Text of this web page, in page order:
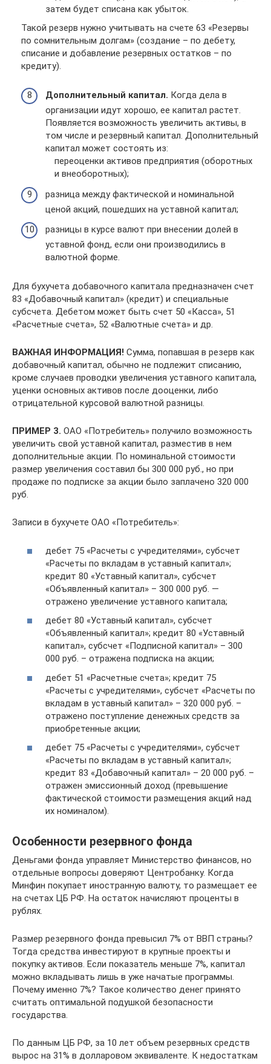
затем будет списана как убыток.
Такой резерв нужно учитывать на счете 63 «Резервы
по сомнительным долгам» (создание – по дебету,
списание и добавление резервных остатков – по
кредиту).
Дополнительный капитал. Когда дела в
организации идут хорошо, ее капитал растет.
Появляется возможность увеличить активы, в
том числе и резервный капитал. Дополнительный
капитал может состоять из:
переоценки активов предприятия (оборотных
и внеоборотных);
разница между фактической и номинальной
ценой акций, пошедших на уставной капитал;
разницы в курсе валют при внесении долей в
уставной фонд, если они производились в
валютной форме.
Для бухучета добавочного капитала предназначен счет
83 «Добавочный капитал» (кредит) и специальные
субсчета. Дебетом может быть счет 50 «Касса», 51
«Расчетные счета», 52 «Валютные счета» и др.
ВАЖНАЯ ИНФОРМАЦИЯ! Сумма, попавшая в резерв как
добавочный капитал, обычно не подлежит списанию,
кроме случаев проводки увеличения уставного капитала,
уценки основных активов после дооценки, либо
отрицательной курсовой валютной разницы.
ПРИМЕР 3. ОАО «Потребитель» получило возможность
увеличить свой уставной капитал, разместив в нем
дополнительные акции. По номинальной стоимости
размер увеличения составил бы 300 000 руб., но при
продаже по подписке за акции было заплачено 320 000
руб.
Записи в бухучете ОАО «Потребитель»:
дебет 75 «Расчеты с учредителями», субсчет
«Расчеты по вкладам в уставный капитал»;
кредит 80 «Уставный капитал», субсчет
«Объявленный капитал» – 300 000 руб. —
отражено увеличение уставного капитала;
дебет 80 «Уставный капитал», субсчет
«Объявленный капитал»; кредит 80 «Уставный
капитал», субсчет «Подписной капитал» – 300
000 руб. – отражена подписка на акции;
дебет 51 «Расчетные счета»; кредит 75
«Расчеты с учредителями», субсчет «Расчеты по
вкладам в уставный капитал» – 320 000 руб. –
отражено поступление денежных средств за
приобретенные акции;
дебет 75 «Расчеты с учредителями», субсчет
«Расчеты по вкладам в уставный капитал»;
кредит 83 «Добавочный капитал» – 20 000 руб. –
отражен эмиссионный доход (превышение
фактической стоимости размещения акций над
их номиналом).
Особенности резервного фонда
Деньгами фонда управляет Министерство финансов, но
отдельные вопросы доверяют Центробанку. Когда
Минфин покупает иностранную валюту, то размещает ее
на счетах ЦБ РФ. На остаток начисляют проценты в
рублях.
Размер резервного фонда превысил 7% от ВВП страны?
Тогда средства инвестируют в крупные проекты и
покупку активов. Если показатель меньше 7%, капитал
можно вкладывать лишь в уже начатые программы.
Почему именно 7%? Такое количество денег принято
считать оптимальной подушкой безопасности
государства.
По данным ЦБ РФ, за 10 лет объем резервных средств
вырос на 31% в долларовом эквиваленте. К недостаткам